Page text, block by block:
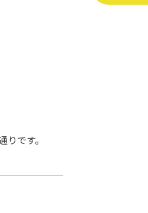
です。